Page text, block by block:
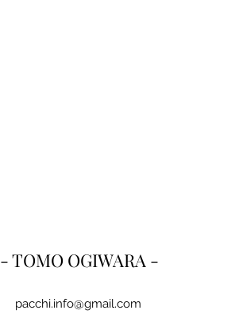
- TOMO OGIWARA -
pacchi.info@gmail.com